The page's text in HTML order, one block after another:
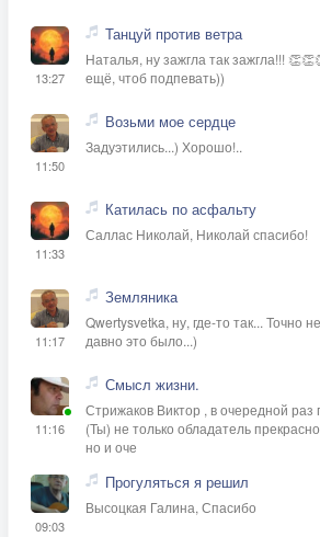
13:27
Танцуй против ветра
Наталья, ну зажгла так зажгла!!!
ещё, чтоб подпевать))
11:50
Возьми мое сердце
Задуэтились...) Хорошо!..
11:33
Катилась по асфальту
Саллас Николай, Николай спасибо!
11:17
Земляника
Qwertysvetka, ну, где-то так... Точно
давно это было...)
11:16
Смысл жизни.
Стрижаков Виктор , в очередной раз
(Ты) не только обладатель
но и оче
09:03
Прогуляться я решил
Высоцкая Галина, Спасибо